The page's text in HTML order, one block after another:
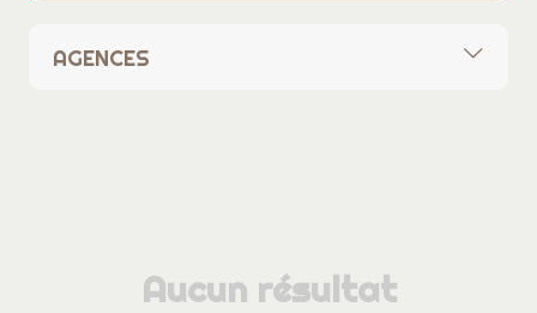
Aucun résultat
AGENCES
ACE Domène